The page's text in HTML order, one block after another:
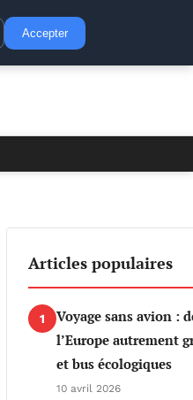
Articles populaires
1
Voyage sans avion :
l’Europe autrement
et bus écologiques
10 avril 2026
Accepter